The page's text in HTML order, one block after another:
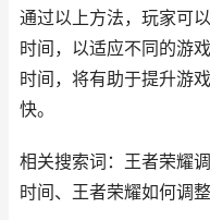
通过以上方法，玩家可
时间，以适应不同的游
时间，将有助于提升游
快。
相关搜索词：王者荣耀
时间、王者荣耀如何调